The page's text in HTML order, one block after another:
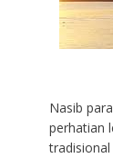
Nasib
perhatian